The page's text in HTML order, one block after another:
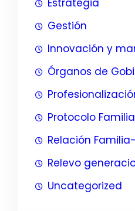
Gestión
Innovación y
Órganos de
Protocolo
Relación
Relevo
Uncategorized